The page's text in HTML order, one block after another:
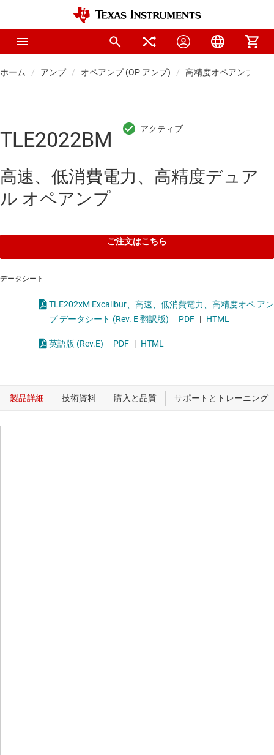
ホーム アンプ オペアンプ (OP アンプ) 高精度オペアンプ
TLE2022BM
高速、低消費電力、高精度デュア
ル オペアンプ
ご注文はこちら
データシート
TLE202xM Excalibur、高速、低消費電力、高精度オペ アン
プ データシート (Rev. E 翻訳版)
PDF | HTML
英語版 (Rev.E) PDF | HTML